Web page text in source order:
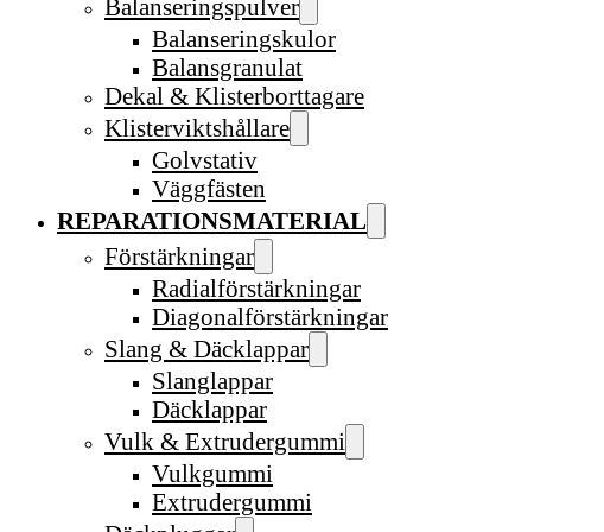
Balanseringspulver
Balanseringskulor
Balansgranulat
Dekal & Klisterborttagare
Klisterviktshållare
Golvstativ
Väggfästen
REPARATIONSMATERIAL
Förstärkningar
Radialförstärkningar
Diagonalförstärkningar
Slang & Däcklappar
Slanglappar
Däcklappar
Vulk & Extrudergummi
Vulkgummi
Extrudergummi